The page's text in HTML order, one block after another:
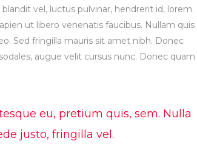
vel, luctus pulvinar, hendrerit id, lorem.
ut libero venenatis faucibus. Nullam quis
Sed fringilla mauris sit amet nibh. Donec
augue velit cursus nunc. Donec quam
eu, pretium quis, sem. Nulla
justo, fringilla vel.